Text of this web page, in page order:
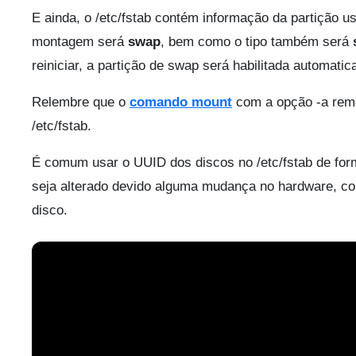
E ainda, o /etc/fstab contém informação da partição
montagem será swap, bem como o tipo também será
reiniciar, a partição de swap será habilitada
Relembre que o comando mount com a opção -a
/etc/fstab.
É comum usar o UUID dos discos no /etc/fstab de
seja alterado devido alguma mudança no hardware,
disco.